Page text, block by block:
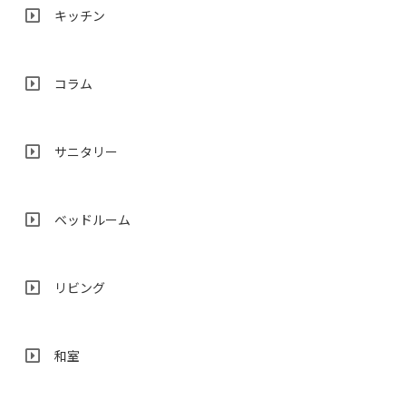
キッチン
コラム
サニタリー
ベッドルーム
リビング
和室